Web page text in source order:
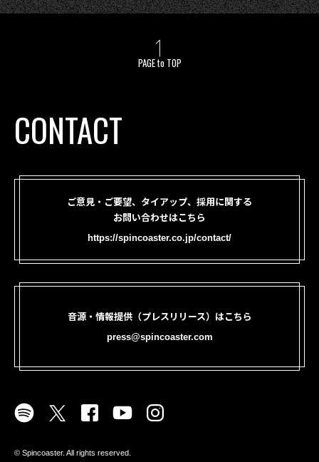
PAGE to TOP
CONTACT
ご意見・ご要望、タイアップ、採用に関する
お問い合わせはこちら
https://spincoaster.co.jp/contact/
音源・情報提供（プレスリリース）はこちら
press@spincoaster.com
©︎ Spincoaster. All rights reserved.